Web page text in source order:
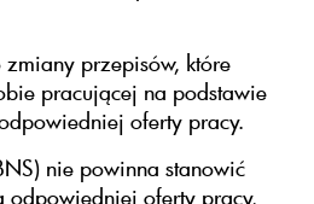
przepisów, które
pracującej na podstawie
oferty pracy.
nie powinna stanowić
odpowiedniej oferty pracy,